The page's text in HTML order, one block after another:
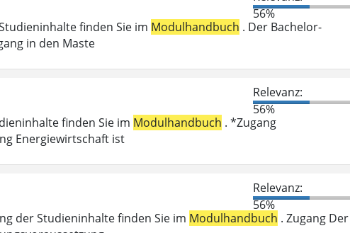
56%
finden Sie im Modulhandbuch . Der Bachelor-
in den Maste
Relevanz:
56%
finden Sie im Modulhandbuch . *Zugang
Energiewirtschaft ist
Relevanz:
56%
der Studieninhalte finden Sie im Modulhandbuch . Zugang Der